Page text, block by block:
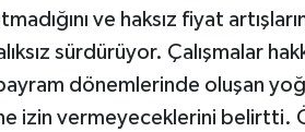
ve haksız fiyat
sürdürüyor. Çalışmalar
dönemlerinde oluşan
izin vermeyeceklerini belirtti.